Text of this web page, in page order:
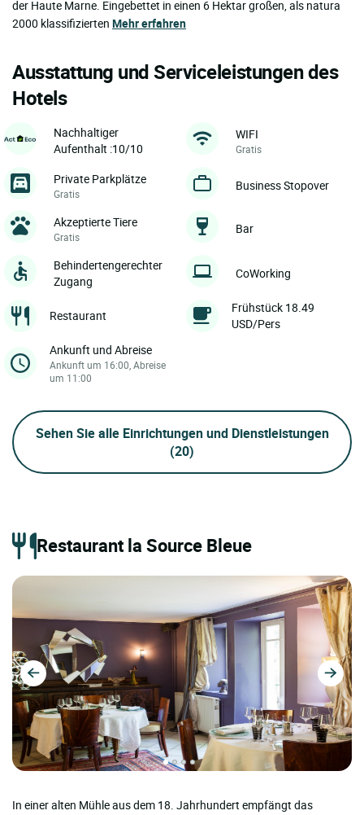
der Haute Marne. Eingebettet in einen 6 Hektar großen, als natura
2000 klassifizierten Mehr erfahren
Ausstattung und Serviceleistungen des
Hotels
Nachhaltiger
Aufenthalt :10/10
WIFI
Gratis
Private Parkplätze
Gratis
Business Stopover
Akzeptierte Tiere
Gratis
Bar
Behindertengerechter
Zugang
CoWorking
Restaurant
Frühstück 18.49
USD/Pers
Ankunft und Abreise
Ankunft um 16:00, Abreise
um 11:00
Sehen Sie alle Einrichtungen und Dienstleistungen
(20)
Restaurant la Source Bleue
In einer alten Mühle aus dem 18. Jahrhundert empfängt das